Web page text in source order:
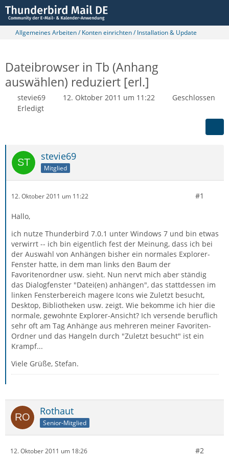
Allgemeines Arbeiten / Konten einrichten / Installation & Update
Dateibrowser in Tb (Anhang
auswählen) reduziert [erl.]
stevie69 12. Oktober 2011 um 11:22
Geschlossen
Erledigt
stevie69
Mitglied
12. Oktober 2011 um 11:22 #1
Hallo,
ich nutze Thunderbird 7.0.1 unter Windows 7 und bin etwas
verwirrt -- ich bin eigentlich fest der Meinung, dass ich bei
der Auswahl von Anhängen bisher ein normales Explorer-
Fenster hatte, in dem man links den Baum der
Favoritenordner usw. sieht. Nun nervt mich aber ständig
das Dialogfenster "Datei(en) anhängen", das stattdessen im
linken Fensterbereich magere Icons wie Zuletzt besucht,
Desktop, Bibliotheken usw. zeigt. Wie bekomme ich hier die
normale, gewohnte Explorer-Ansicht? Ich versende beruflich
sehr oft am Tag Anhänge aus mehreren meiner Favoriten-
Ordner und das Hangeln durch "Zuletzt besucht" ist ein
Krampf...
Viele Grüße, Stefan.
Rothaut
Senior-Mitglied
12. Oktober 2011 um 18:26 #2